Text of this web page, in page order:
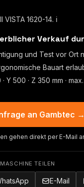
VISTA 1620-14. ℹ
Verkauf
und Test vor Ort
Bauart
Y 500 · Z 350 mm · max.
an Gambtec
gehen direkt per E-Mail
TEILEN
E-Mail